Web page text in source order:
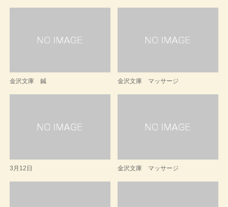
金沢文庫 鍼 金沢文庫 マッサージ
3月12日 金沢文庫 マッサージ